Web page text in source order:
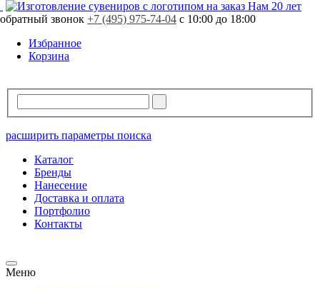
Нам 20 лет
обратный звонок +7 (495) 975-74-04 с 10:00 до 18:00
Избранное
Корзина
расширить параметры поиска
Каталог
Бренды
Нанесение
Доставка и оплата
Портфолио
Контакты
Меню
Свободно61 шт.
В резерве 0 шт.